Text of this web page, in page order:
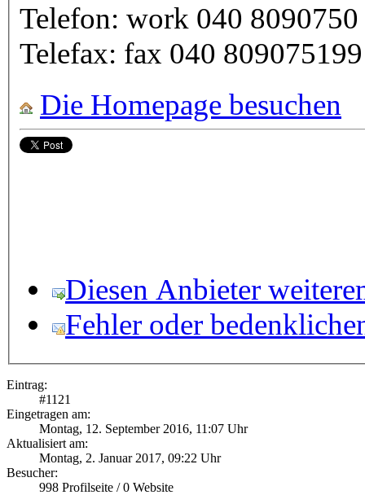
Telefon: work 040 8090750
Telefax: fax 040 809075199
Die Homepage besuchen
Diesen Anbieter
Fehler oder
Eintrag:
#1121
Eingetragen am:
Montag, 12. September 2016, 11:07 Uhr
Aktualisiert am:
Montag, 2. Januar 2017, 09:22 Uhr
Besucher:
998 Profilseite /0 Website